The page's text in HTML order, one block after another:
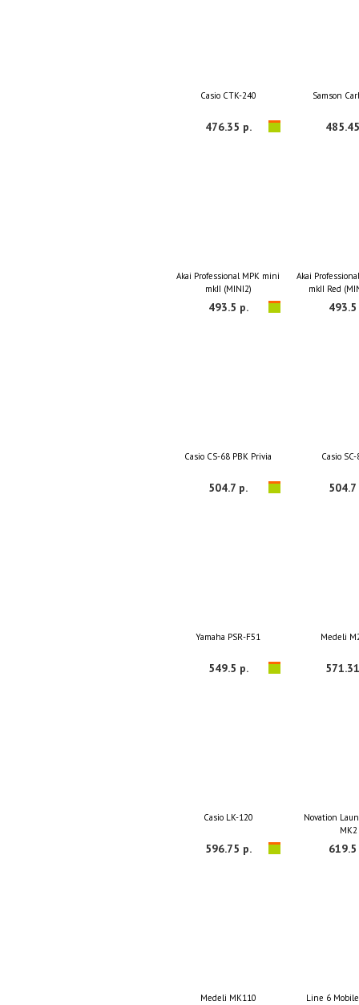
Casio CTK-240
476.35 р.
Samson
Akai Professional MPK mini
mkII (MINI2)
493.5 р.
Akai
mkII Red
493.5
Casio CS-68 PBK Privia
504.7 р.
Casio
504.7
Yamaha PSR-F51
549.5 р.
Medeli
Casio LK-120
596.75 р.
Novation
MK2
619.5
Medeli MK110 Line 6